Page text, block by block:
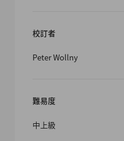
校訂者
Peter Wollny
難易度
中上級